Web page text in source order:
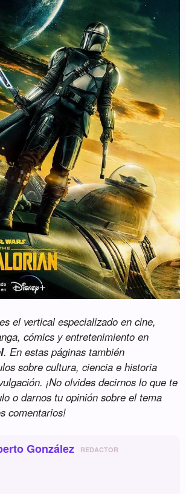
es el vertical especializado en cine,
cómics y entretenimiento en
. En estas páginas también
sobre cultura, ciencia e historia
¡No olvides decirnos lo que te
o darnos tu opinión sobre el tema
comentarios!
González REDACTOR